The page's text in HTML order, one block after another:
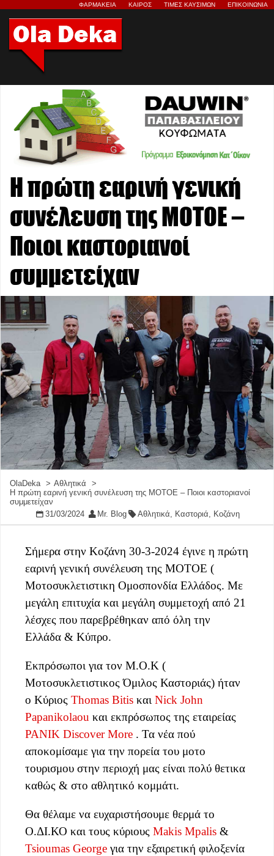
ΦΑΡΜΑΚΕΙΑ ΚΑΙΡΟΣ ΤΙΜΕΣ ΚΑΥΣΙΜΩΝ ΕΠΙΚΟΙΝΩΝΙΑ
H πρώτη εαρινή γενική
συνέλευση της MOTOE –
Ποιοι καστοριανοί
συμμετείχαν
OlaDeka
Αθλητικά
H πρώτη εαρινή γενική συνέλευση της MOTOE – Ποιοι καστοριανοί
συμμετείχαν
31/03/2024
Mr. Blog Αθλητικά Καστοριά Κοζάνη
Σήμερα στην Κοζάνη 30-3-2024 έγινε η πρώτη
εαρινή γενική συνέλευση της MOTOE (
Μοτοσυκλετιστικη Ομοσπονδία Ελλάδος. Με
μεγάλη επιτυχία και μεγάλη συμμετοχή από 21
λέσχες που παρεβρέθηκαν από όλη την
Ελλάδα & Κύπρο.
Εκπρόσωποι για τον Μ.Ο.Κ (
Μοτοσυκλετιστικος Όμιλος Καστοριάς) ήταν
ο Κύριος Thomas Bitis και Nick John
Papanikolaou και εκπρόσωπος της εταιρείας
PANIK Discover More . Τα νέα πού
αποκομίσαμε για την πορεία του μοτο
τουρισμου στην περιοχή μας είναι πολύ θετικα
καθώς & στο αθλητικό κομμάτι.
Θα θέλαμε να ευχαριστήσουμε θερμά το
Ο.ΔΙ.ΚΟ και τους κύριους Makis Mpalis &
Tsioumas George για την εξαιρετική φιλοξενία